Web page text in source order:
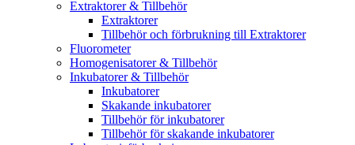
Extraktorer & Tillbehör
Extraktorer
Tillbehör och förbrukning till Extraktorer
Fluorometer
Homogenisatorer & Tillbehör
Inkubatorer & Tillbehör
Inkubatorer
Skakande inkubatorer
Tillbehör för inkubatorer
Tillbehör för skakande inkubatorer